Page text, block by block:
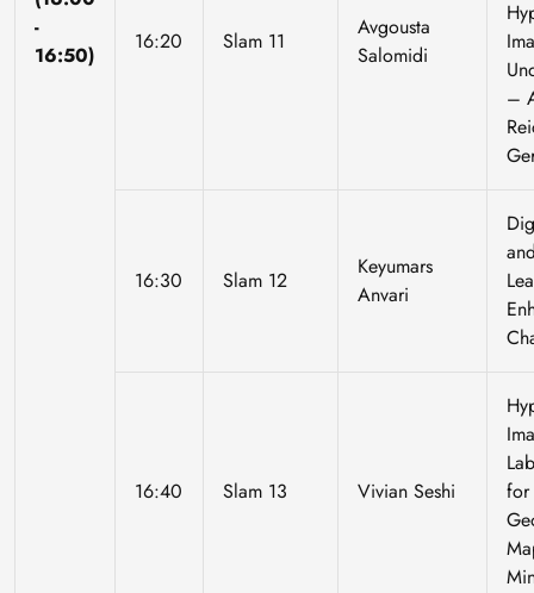
-
16:50)
16:20 Slam 11
Avgousta
Salomidi
–
16:30 Slam 12
Keyumars
Anvari
16:40 Slam 13 Vivian Seshi
for